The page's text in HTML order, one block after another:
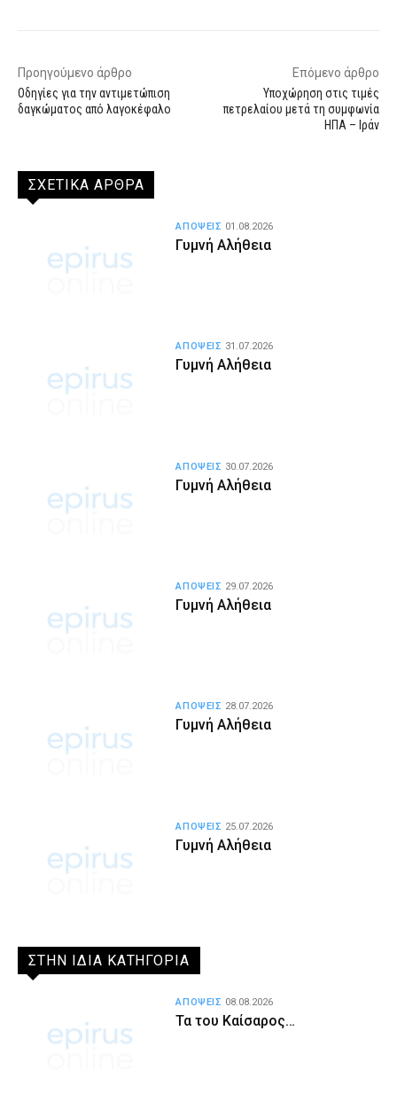
Προηγούμενο άρθρο
Οδηγίες για την αντιμετώπιση
δαγκώματος από λαγοκέφαλο
Επόμενο άρθρο
Υποχώρηση στις τιμές
πετρελαίου μετά τη συμφωνία
ΗΠΑ – Ιράν
ΣΧΕΤΙΚΑ ΑΡΘΡΑ
Γυμνή Αλήθεια
ΑΠΟΨΕΙΣ 01.08.2026
Γυμνή Αλήθεια
ΑΠΟΨΕΙΣ 31.07.2026
Γυμνή Αλήθεια
ΑΠΟΨΕΙΣ 30.07.2026
Γυμνή Αλήθεια
ΑΠΟΨΕΙΣ 29.07.2026
Γυμνή Αλήθεια
ΑΠΟΨΕΙΣ 28.07.2026
Γυμνή Αλήθεια
ΑΠΟΨΕΙΣ 25.07.2026
ΣΤΗΝ ΙΔΙΑ ΚΑΤΗΓΟΡΙΑ
Τα του Καίσαρος…
ΑΠΟΨΕΙΣ 08.08.2026